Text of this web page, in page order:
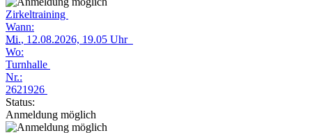
Zirkeltraining
Wann:
Mi., 12.08.2026, 19.05 Uhr
Wo:
Turnhalle
Nr.:
2621926
Status:
Anmeldung möglich